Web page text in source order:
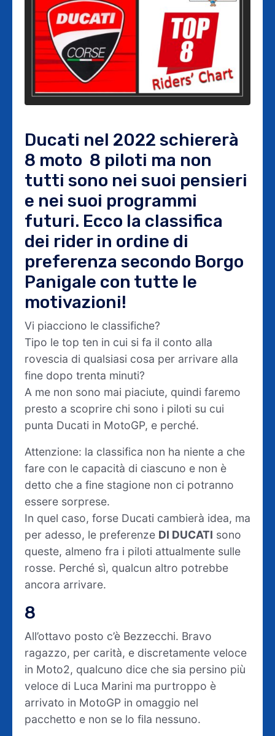
Ducati nel 2022 schiererà
8 moto 8 piloti ma non
tutti sono nei suoi pensieri
e nei suoi programmi
futuri. Ecco la classifica
dei rider in ordine di
preferenza secondo Borgo
Panigale con tutte le
motivazioni!
Vi piacciono le classifiche?
Tipo le top ten in cui si fa il conto alla
rovescia di qualsiasi cosa per arrivare alla
fine dopo trenta minuti?
A me non sono mai piaciute, quindi faremo
presto a scoprire chi sono i piloti su cui
punta Ducati in MotoGP, e perché.
Attenzione: la classifica non ha niente a che
fare con le capacità di ciascuno e non è
detto che a fine stagione non ci potranno
essere sorprese.
In quel caso, forse Ducati cambierà idea, ma
per adesso, le preferenze DI DUCATI sono
queste, almeno fra i piloti attualmente sulle
rosse. Perché sì, qualcun altro potrebbe
ancora arrivare.
8
All’ottavo posto c’è Bezzecchi. Bravo
ragazzo, per carità, e discretamente veloce
in Moto2, qualcuno dice che sia persino più
veloce di Luca Marini ma purtroppo è
arrivato in MotoGP in omaggio nel
pacchetto e non se lo fila nessuno.